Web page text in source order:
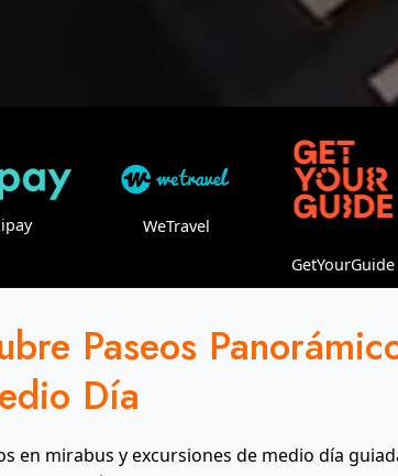
WeTravel
GetYourGuide
Paseos
Día
en mirabus y excursiones de medio día